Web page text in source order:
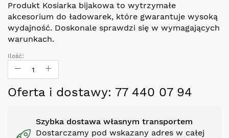
beginning
of
the
images
gallery
Produkt Kosiarka bijakowa to wytrzymałe
akcesorium do ładowarek, które gwarantuje wysoką
wydajność. Doskonale sprawdzi się w wymagających
warunkach.
Ilość:
Oferta i dostawy: 77 440 07 94
Szybka dostawa własnym transportem
Dostarczamy pod wskazany adres w całej